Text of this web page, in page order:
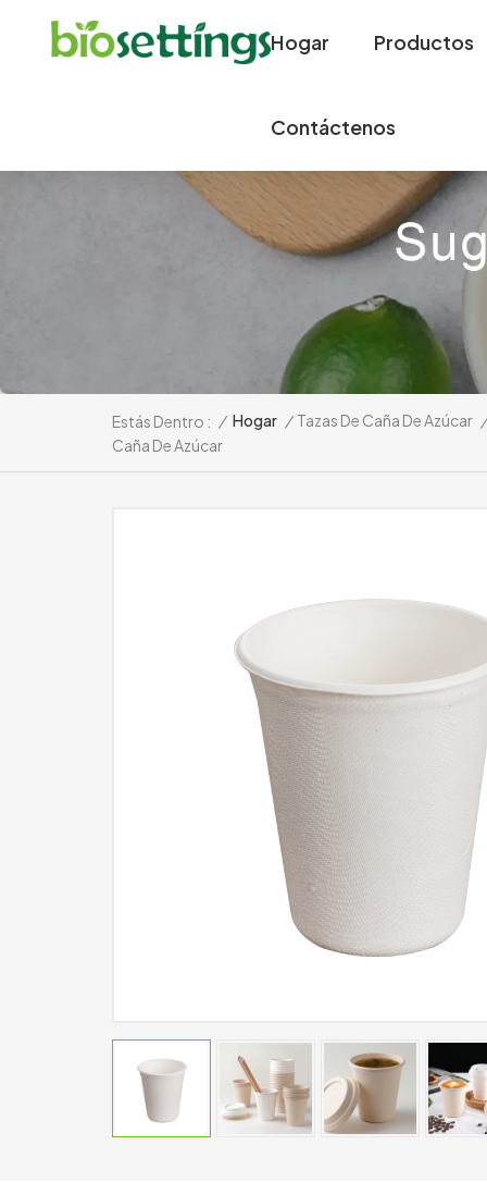
Hogar Productos
Contáctenos
Estás Dentro : / Hogar / Tazas De Caña De Azúcar /
Caña De Azúcar